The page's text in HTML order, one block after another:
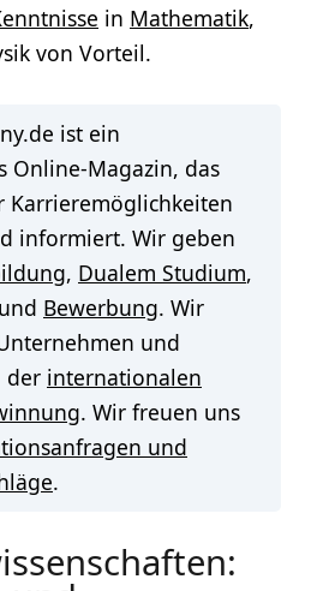
in Mathematik,
von Vorteil.
ist ein
Online-Magazin, das
Karrieremöglichkeiten
informiert. Wir geben
, Dualem Studium,
und Bewerbung. Wir
und
der internationalen
. Wir freuen uns
und
.